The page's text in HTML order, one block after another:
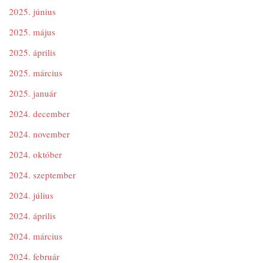
2025. június
2025. május
2025. április
2025. március
2025. január
2024. december
2024. november
2024. október
2024. szeptember
2024. július
2024. április
2024. március
2024. február